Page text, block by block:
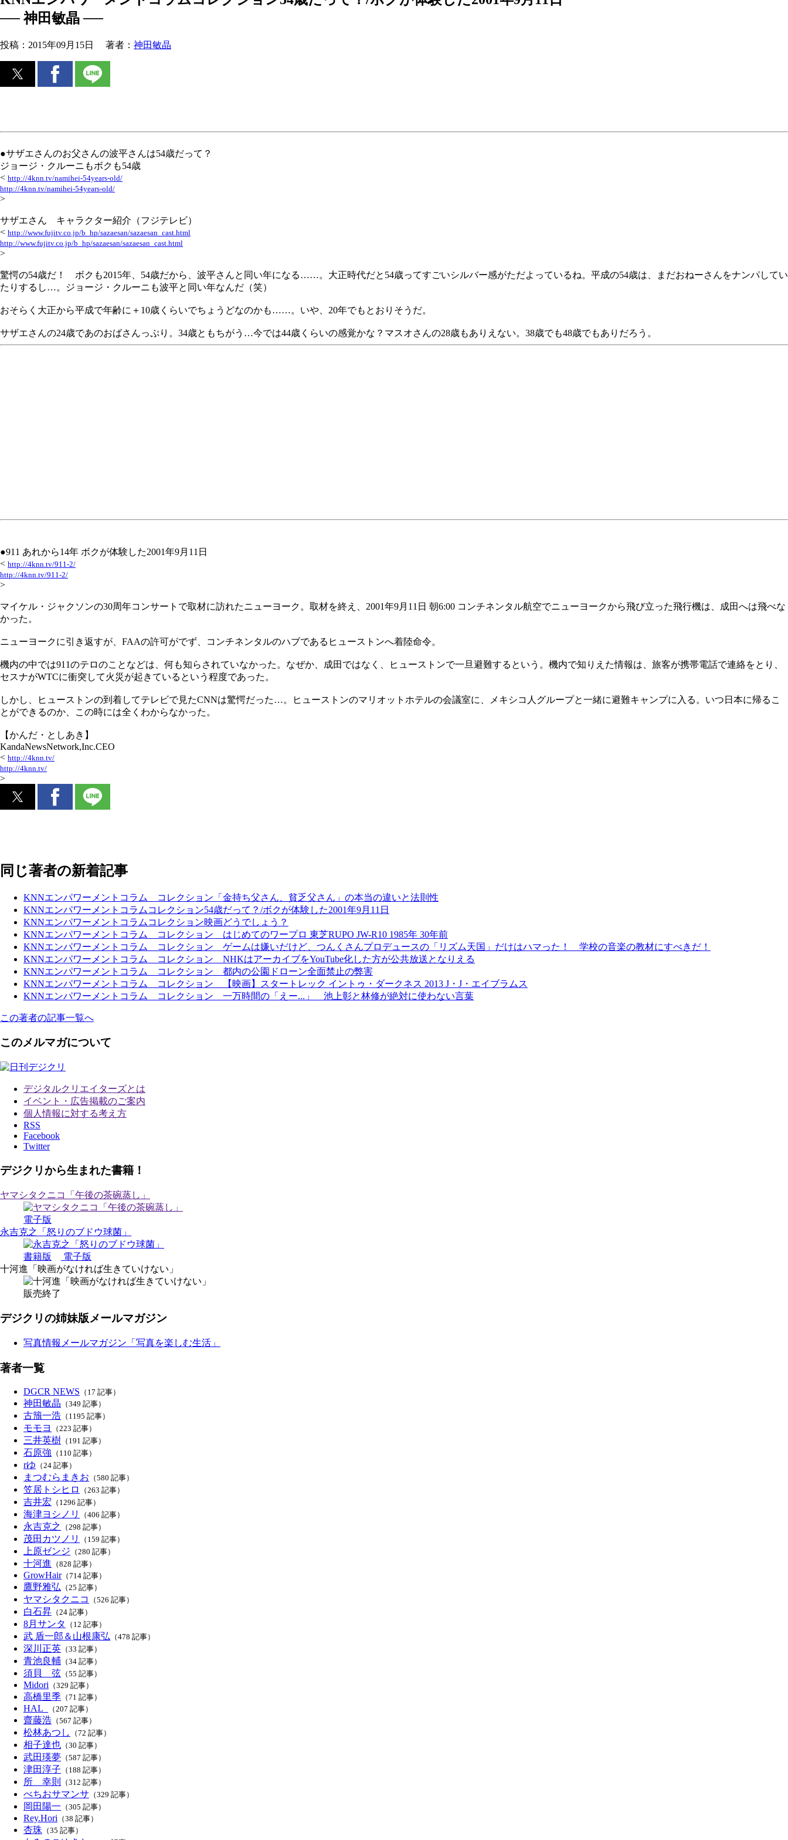
── 神田敏晶 ──
投稿： 2015年09月15日 著者： 神田敏晶
●サザエさんのお父さんの波平さんは54歳だって？
ジョージ・クルーニもボクも54歳
< http://4knn.tv/namihei-54years-old/
http://4knn.tv/namihei-54years-old/
>
サザエさん キャラクター紹介（フジテレビ）
< http://www.fujitv.co.jp/b_hp/sazaesan/sazaesan_cast.html
http://www.fujitv.co.jp/b_hp/sazaesan/sazaesan_cast.html
>
驚愕の54歳だ！ ボクも2015年、54歳だから、波平さんと同い年になる……。大正時代だと54歳ってすごいシルバー感がただよっているね。平成の54歳は、まだおねーさんをナンパしてい
たりするし…。ジョージ・クルーニも波平と同い年なんだ（笑）
おそらく大正から平成で年齢に＋10歳くらいでちょうどなのかも……。いや、20年でもとおりそうだ。
サザエさんの24歳であのおばさんっぷり。34歳ともちがう…今では44歳くらいの感覚かな？マスオさんの28歳もありえない。38歳でも48歳でもありだろう。
●911 あれから14年 ボクが体験した2001年9月11日
< http://4knn.tv/911-2/
http://4knn.tv/911-2/
>
マイケル・ジャクソンの30周年コンサートで取材に訪れたニューヨーク。取材を終え、2001年9月11日 朝6:00 コンチネンタル航空でニューヨークから飛び立った飛行機は、成田へは飛べな
かった。
ニューヨークに引き返すが、FAAの許可がでず、コンチネンタルのハブであるヒューストンへ着陸命令。
機内の中では911のテロのことなどは、何も知らされていなかった。なぜか、成田ではなく、ヒューストンで一旦避難するという。機内で知りえた情報は、旅客が携帯電話で連絡をとり、
セスナがWTCに衝突して火災が起きているという程度であった。
しかし、ヒューストンの到着してテレビで見たCNNは驚愕だった…。ヒューストンのマリオットホテルの会議室に、メキシコ人グループと一緒に避難キャンプに入る。いつ日本に帰るこ
とができるのか、この時には全くわからなかった。
【かんだ・としあき】
KandaNewsNetwork,Inc.CEO
< http://4knn.tv/
http://4knn.tv/
>
同じ著者の新着記事
KNNエンパワーメントコラム コレクション「金持ち父さん、貧乏父さん」の本当の違いと法則性
KNNエンパワーメントコラムコレクション54歳だって？/ボクが体験した2001年9月11日
KNNエンパワーメントコラムコレクション映画どうでしょう？
KNNエンパワーメントコラム コレクション はじめてのワープロ 東芝RUPO JW-R10 1985年 30年前
KNNエンパワーメントコラム コレクション ゲームは嫌いだけど、つんくさんプロデュースの「リズム天国」だけはハマった！ 学校の音楽の教材にすべきだ！
KNNエンパワーメントコラム コレクション NHKはアーカイブをYouTube化した方が公共放送となりえる
KNNエンパワーメントコラム コレクション 都内の公園ドローン全面禁止の弊害
KNNエンパワーメントコラム コレクション 【映画】スタートレック イントゥ・ダークネス 2013 J・J・エイブラムス
KNNエンパワーメントコラム コレクション 一万時間の「えー...」 池上彰と林修が絶対に使わない言葉
この著者の記事一覧へ
このメルマガについて
デジタルクリエイターズとは
イベント・広告掲載のご案内
個人情報に対する考え方
RSS
Facebook
Twitter
デジクリから生まれた書籍！
ヤマシタクニコ「午後の茶碗蒸し」
電子版
永吉克之「怒りのブドウ球菌」
書籍版
電子版
十河進「映画がなければ生きていけない」
販売終了
デジクリの姉妹版メールマガジン
写真情報メールマガジン「写真を楽しむ生活」
著者一覧
DGCR NEWS （17 記事）
神田敏晶 （349 記事）
古籏一浩 （1195 記事）
モモヨ （223 記事）
三井英樹 （191 記事）
石原強 （110 記事）
rゆ （24 記事）
まつむらまきお （580 記事）
笠居トシヒロ （263 記事）
吉井宏 （1296 記事）
海津ヨシノリ （406 記事）
永吉克之 （298 記事）
茂田カツノリ （159 記事）
上原ゼンジ （280 記事）
十河進 （828 記事）
GrowHair（714 記事）
鷹野雅弘 （25 記事）
ヤマシタクニコ （526 記事）
白石昇 （24 記事）
8月サンタ （12 記事）
武 盾一郎＆山根康弘 （478 記事）
深川正英 （33 記事）
青池良輔 （34 記事）
須貝 弦 （55 記事）
Midori （329 記事）
高橋里季 （71 記事）
HAL_ （207 記事）
齋藤浩 （567 記事）
松林あつし （72 記事）
相子達也 （30 記事）
武田瑛夢 （587 記事）
津田淳子 （188 記事）
所 幸則 （312 記事）
べちおサマンサ （329 記事）
岡田陽一 （305 記事）
Rey.Hori （38 記事）
杏珠 （35 記事）